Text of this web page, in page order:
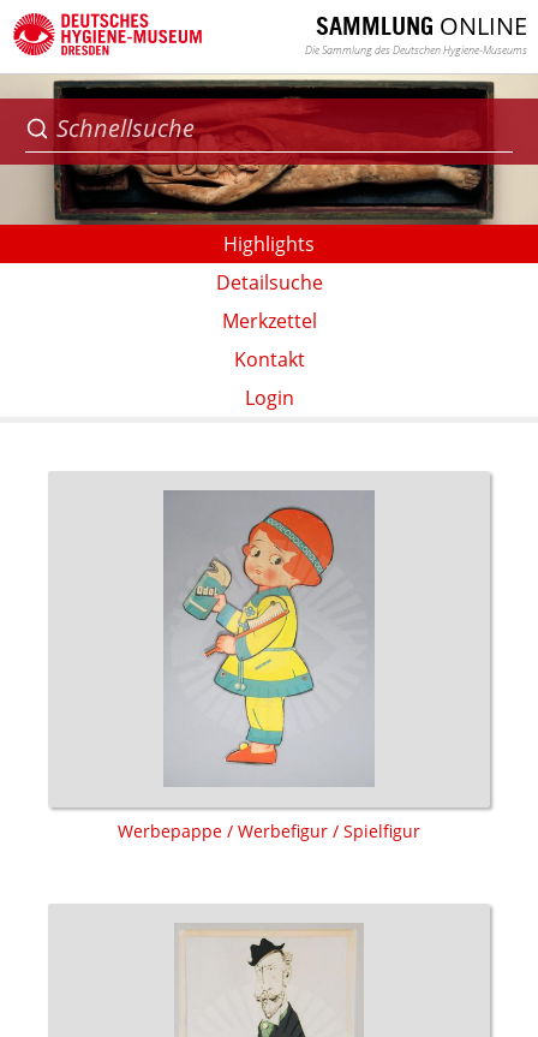
SAMMLUNG ONLINE
Die Sammlung des Deutschen Hygiene-Museums
Highlights
Detailsuche
Merkzettel
Kontakt
Login
Werbepappe / Werbefigur / Spielfigur